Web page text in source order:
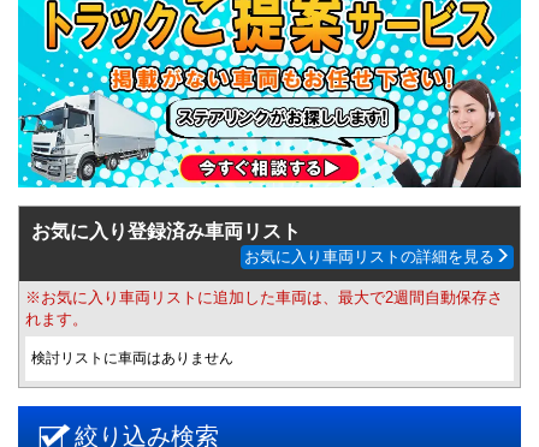
お気に入り登録済み車両リスト
お気に入り車両リストの詳細を見る
※お気に入り車両リストに追加した車両は、最大で2週間自動保存さ
れます。
検討リストに車両はありません
絞り込み検索